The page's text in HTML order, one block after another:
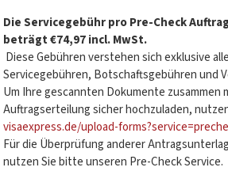
Die Servicegebühr pro Pre-Check
beträgt €74,97 incl. MwSt.
Diese Gebühren verstehen sich exklusive
Servicegebühren, Botschaftsgebühren und
Um Ihre gescannten Dokumente zusammen
Auftragserteilung sicher hochzuladen,
visaexpress.de/upload-
Für die Überprüfung anderer
nutzen Sie bitte unseren Pre-Check Service.